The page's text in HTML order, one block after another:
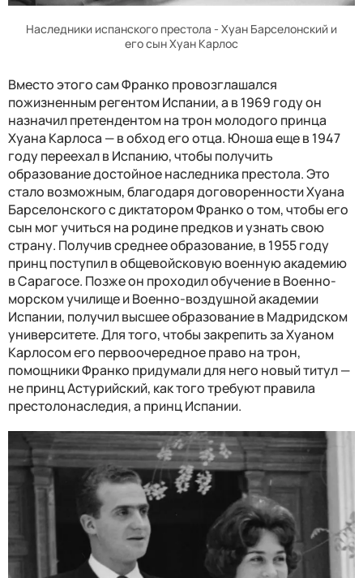
Наследники испанского престола - Хуан Барселонский и
его сын Хуан Карлос
Вместо этого сам Франко провозглашался
пожизненным регентом Испании, а в 1969 году он
назначил претендентом на трон молодого принца
Хуана Карлоса — в обход его отца. Юноша еще в 1947
году переехал в Испанию, чтобы получить
образование достойное наследника престола. Это
стало возможным, благодаря договоренности Хуана
Барселонского с диктатором Франко о том, чтобы его
сын мог учиться на родине предков и узнать свою
страну. Получив среднее образование, в 1955 году
принц поступил в общевойсковую военную академию
в Сарагосе. Позже он проходил обучение в Военно-
морском училище и Военно-воздушной академии
Испании, получил высшее образование в Мадридском
университете. Для того, чтобы закрепить за Хуаном
Карлосом его первоочередное право на трон,
помощники Франко придумали для него новый титул —
не принц Астурийский, как того требуют правила
престолонаследия, а принц Испании.